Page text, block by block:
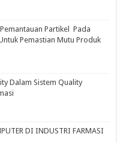
Partikel Pada
Pemastian Mutu Produk
Dalam Sistem Quality
DI INDUSTRI FARMASI